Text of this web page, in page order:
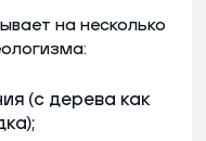
на несколько
(с дерева как